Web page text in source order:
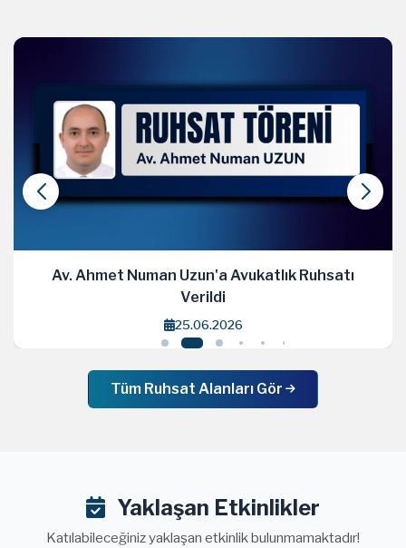
Av. Ahmet Numan Uzun'a Avukatlık Ruhsatı
Verildi
25.06.2026
Tüm Ruhsat Alanları Gör
Yaklaşan Etkinlikler
Katılabileceğiniz yaklaşan etkinlik bulunmamaktadır!